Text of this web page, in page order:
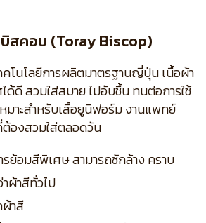
บิสคอบ (Toray Biscop)
โนโลยีการผลิตมาตรฐานญี่ปุ่น เนื้อผ้า
ได้ดี สวมใส่สบาย ไม่อับชื้น ทนต่อการใช้
มาะสำหรับเสื้อยูนิฟอร์ม งานแพทย์
ต้องสวมใส่ตลอดวัน
ย้อมสีพิเศษ สามารถซักล้าง คราบ
ผ้าสีทั่วไป
าสี